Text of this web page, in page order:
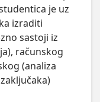
je uz
izraditi
sastoji iz
računskog
(analiza